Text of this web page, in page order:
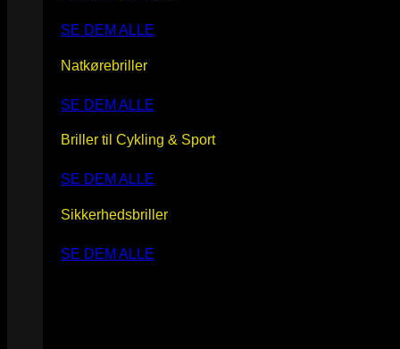
SE DEM ALLE
Natkørebriller
SE DEM ALLE
Briller til Cykling & Sport
SE DEM ALLE
Sikkerhedsbriller
SE DEM ALLE